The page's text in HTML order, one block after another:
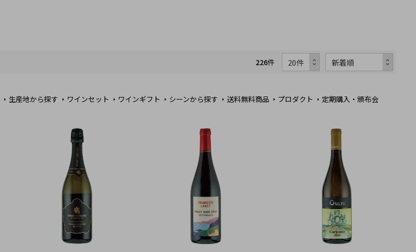
226件
生産地から探す ワインセット ワインギフト シーンから探す 送料無料商品 プロダクト
定期購入・頒布会